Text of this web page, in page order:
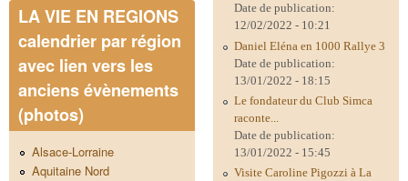
LA VIE EN REGIONS
calendrier par région
avec lien vers les
anciens évènements
(photos)
Alsace-Lorraine
Aquitaine Nord
Date de publication:
12/02/2022 - 10:21
Daniel Eléna en 1000 Rallye 3
Date de publication:
13/01/2022 - 18:15
Le fondateur du Club Simca
raconte...
Date de publication:
13/01/2022 - 15:45
Visite Caroline Pigozzi à La